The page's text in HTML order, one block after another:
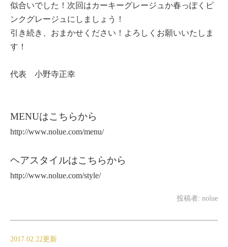
似合いでした！次回はカーキーグレージュか春っぽくピ
ンクグレージュにしましょう！
引き続き、おまかせください！よろしくお願いいたしま
す！
代表 小野寺正幸
MENUはこちらから
http://www.nolue.com/menu/
ヘアスタイルはこちらから
http://www.nolue.com/style/
投稿者: nolue
2017.02.22更新